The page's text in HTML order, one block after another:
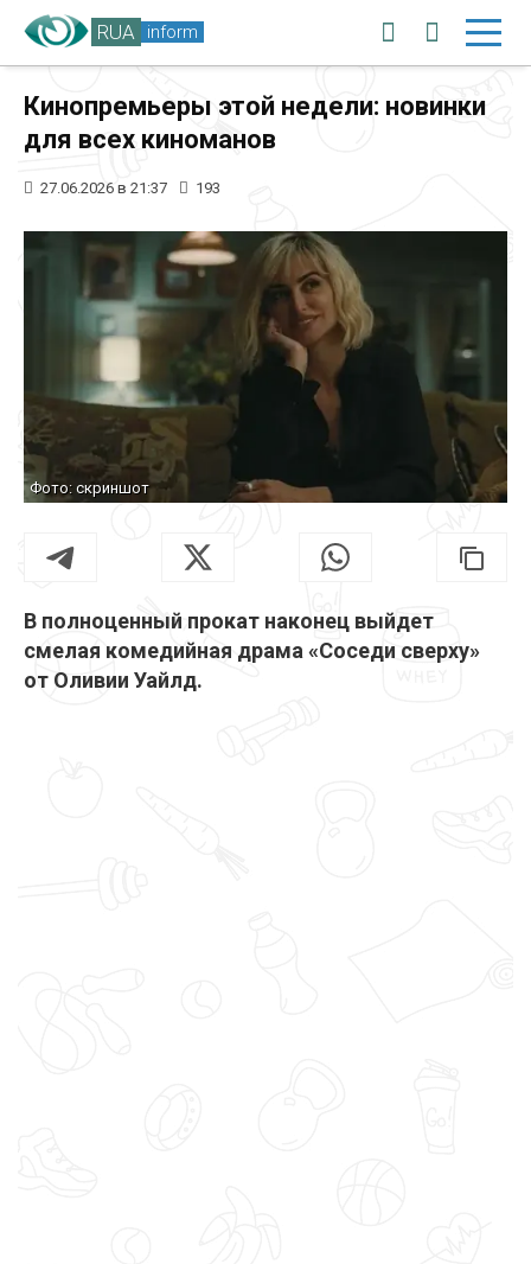
RUA inform
Кинопремьеры этой недели: новинки
для всех киноманов
27.06.2026 в 21:37 193
Фото: скриншот
В полноценный прокат наконец выйдет
смелая комедийная драма «Соседи сверху»
от Оливии Уайлд.